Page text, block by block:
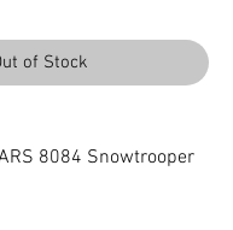
of Stock
8084 Snowtrooper